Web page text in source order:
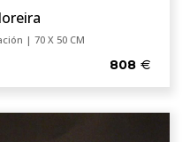
| 70 X 50 CM
808